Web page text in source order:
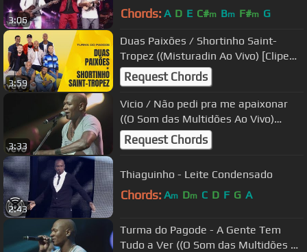
3:06
[Clipe Oficial])
Chords: A D E C#m Bm F#m G
3:59
Duas Paixões / Shortinho Saint-
Tropez ((Misturadin Ao Vivo) [Clipe
Oficial])
Request Chords
3:33
Vicio / Não pedi pra me apaixonar
((O Som das Multidões Ao Vivo)
[Clipe Oficial])
Request Chords
2:43
Thiaguinho - Leite Condensado
Chords: Am Dm C D F G A
Turma do Pagode - A Gente Tem
Tudo a Ver ((O Som das Multidões Ao